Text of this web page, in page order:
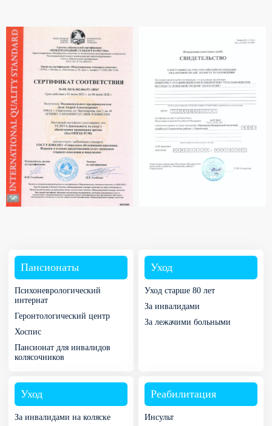
Пансионаты
Психоневрологический
интернат
Геронтологический центр
Хоспис
Пансионат для инвалидов
колясочников
Уход
Уход старше 80 лет
За инвалидами
За лежачими больными
Уход
За инвалидами на коляске
Реабилитация
Инсульт